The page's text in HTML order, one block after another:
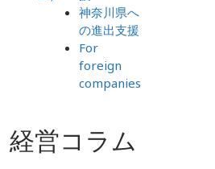
神奈川県へ
の進出支援
For
foreign
companies
経営コラム